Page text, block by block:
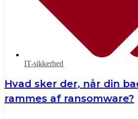
IT-sikkerhed
Hvad sker der, når din
rammes af ransomware?